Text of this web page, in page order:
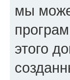
мы
этого